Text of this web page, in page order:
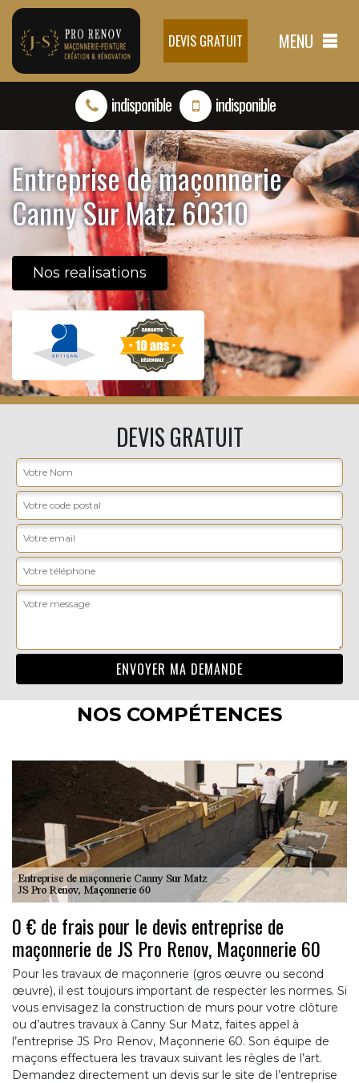
DEVIS GRATUIT MENU
indisponible indisponible
Entreprise de maçonnerie
Canny Sur Matz 60310
Nos realisations
DEVIS GRATUIT
NOS COMPÉTENCES
0 € de frais pour le devis entreprise de
maçonnerie de JS Pro Renov, Maçonnerie 60
Pour les travaux de maçonnerie (gros œuvre ou second
œuvre), il est toujours important de respecter les normes. Si
vous envisagez la construction de murs pour votre clôture
ou d’autres travaux à Canny Sur Matz, faites appel à
l’entreprise JS Pro Renov, Maçonnerie 60. Son équipe de
maçons effectuera les travaux suivant les règles de l’art.
Demandez directement un devis sur le site de l’entreprise